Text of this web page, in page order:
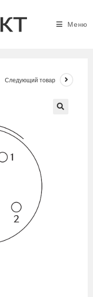
Меню
Следующий товар